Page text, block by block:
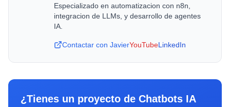
Especializado en automatizacion con n8n,
integracion de LLMs, y desarrollo de agentes
IA.
Contactar con JavierYouTubeLinkedIn
¿Tienes un proyecto de Chatbots IA